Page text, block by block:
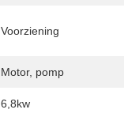
Voorziening
Motor, pomp
6,8kw